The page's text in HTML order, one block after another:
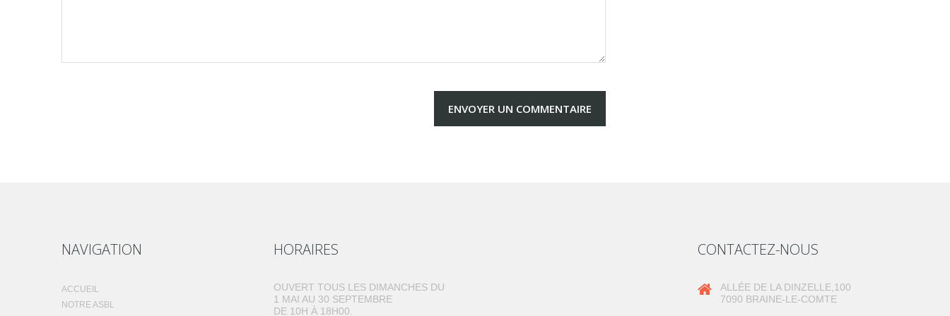
NAVIGATION
ACCUEIL
NOTRE ASBL
HORAIRES
OUVERT TOUS LES DIMANCHES DU
1 MAI AU 30 SEPTEMBRE
DE 10H À 18H00.
CONTACTEZ-NOUS
ALLÉE DE LA DINZELLE,100
7090 BRAINE-LE-COMTE